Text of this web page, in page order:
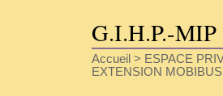
G.I.H.P.-MIP
Accueil > ESPACE
EXTENSION